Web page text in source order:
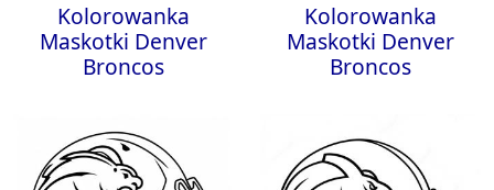
Kolorowanka
Maskotki Denver
Broncos
Kolorowanka
Maskotki Denver
Broncos